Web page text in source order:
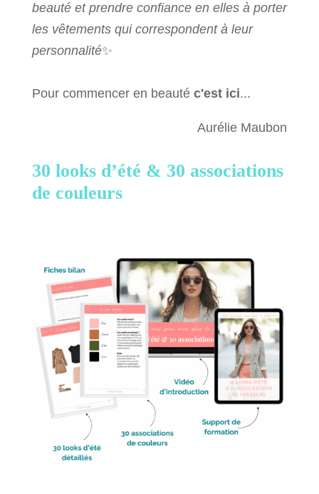
beauté et prendre confiance en elles à porter
les vêtements qui correspondent à leur
personnalité✨
Pour commencer en beauté c'est ici...
Aurélie Maubon
30 looks d’été & 30 associations
de couleurs